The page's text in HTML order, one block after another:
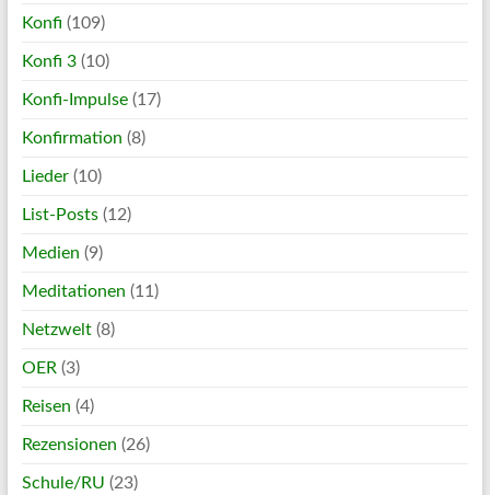
Konfi (109)
Konfi 3(10)
Konfi-Impulse(17)
Konfirmation (8)
Lieder(10)
List-Posts(12)
Medien (9)
Meditationen (11)
Netzwelt(8)
OER(3)
Reisen (4)
Rezensionen (26)
Schule/RU (23)